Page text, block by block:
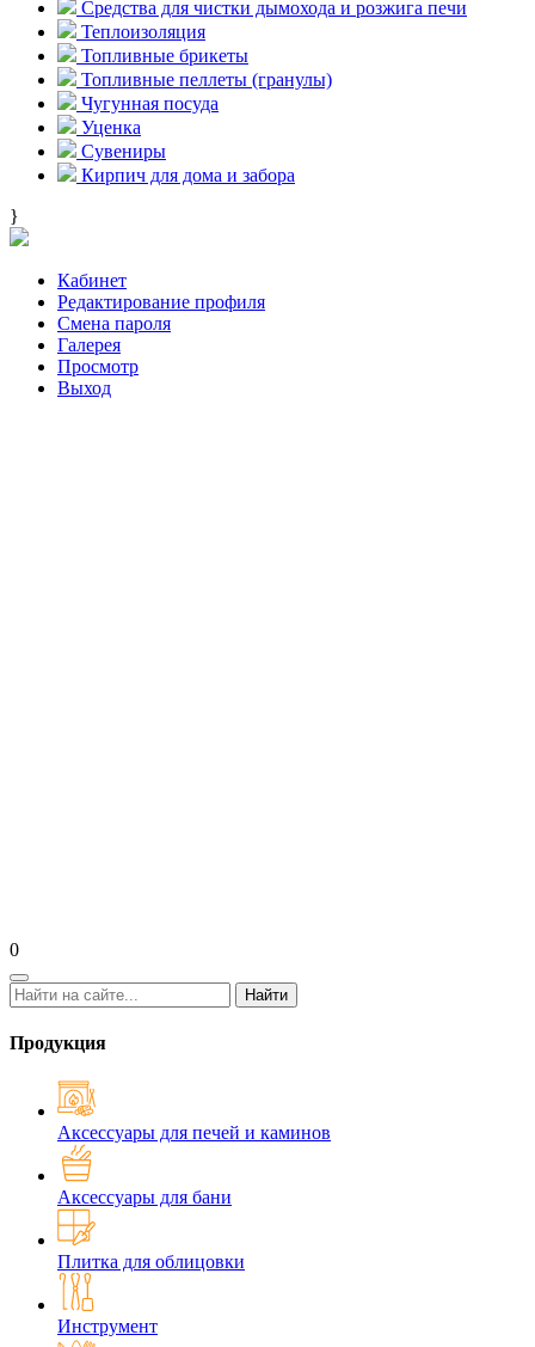
Средства для чистки дымохода и розжига печи
Теплоизоляция
Топливные брикеты
Топливные пеллеты (гранулы)
Чугунная посуда
Уценка
Сувениры
Кирпич для дома и забора
}
Кабинет
Редактирование профиля
Смена пароля
Галерея
Просмотр
Выход
0
Найти
Продукция
Аксессуары для печей и каминов
Аксессуары для бани
Плитка для облицовки
Инструмент